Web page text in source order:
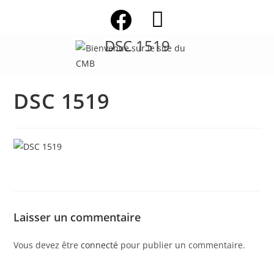
DSC 1519
DSC 1519
Laisser un commentaire
Vous devez êtreconnecté pour publier un commentaire.